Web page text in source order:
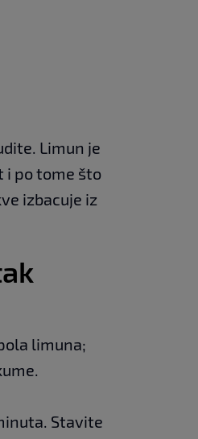
Limun je
i po tome što
izbacuje iz
limuna;
Stavite